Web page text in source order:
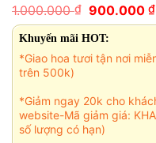
1.000.000₫ Giá
gốc
là:
1.000.000
900.000 ₫
Khuyến mãi HOT:
*Giao hoa tươi tận nơi
trên 500k)
*Giảm ngay 20k cho
website-Mã giảm giá:
số lượng có hạn)